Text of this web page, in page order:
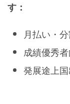
す：
月払い・
成績優秀
発展途上